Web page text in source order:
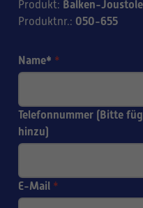
Produkt: Balken-
Produktnr.: 050-655
Name* *
Telefonnummer (Bitte
hinzu)
E-Mail *